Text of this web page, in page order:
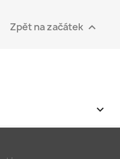
Zpět na začátek 
